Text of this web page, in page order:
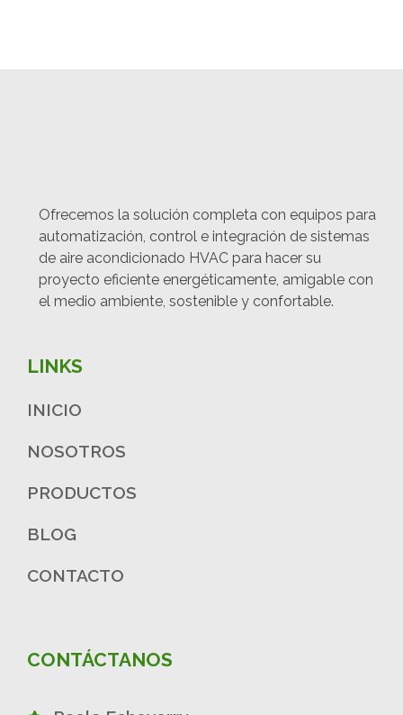
Ofrecemos la solución completa con equipos para
automatización, control e integración de sistemas
de aire acondicionado HVAC para hacer su
proyecto eficiente energéticamente, amigable con
el medio ambiente, sostenible y confortable.
LINKS
INICIO
NOSOTROS
PRODUCTOS
BLOG
CONTACTO
CONTÁCTANOS